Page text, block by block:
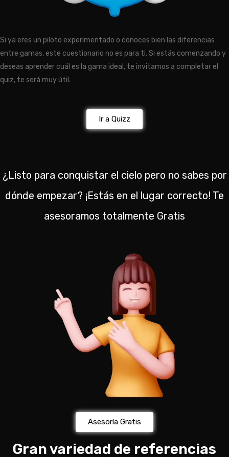
Si ya eres un piloto experimentado o conoces bien las diferencias
entre gamas, este cuestionario no es para ti. Si estás comenzando y
deseas aprender cuál es la gama ideal, te invitamos a completar el
quiz, te será muy útil.
Ir a Quizz
¿Listo para conquistar el cielo pero no sabes por
dónde empezar? ¡Estás en el lugar correcto! Te
asesoramos totalmente Gratis
Asesoría Gratis
Gran variedad de referencias